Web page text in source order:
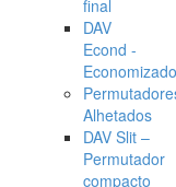
final
DAV
Econd -
Alhetados
DAV Slit –
Permutador
compacto